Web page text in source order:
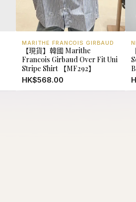
MARITHE FRANCOIS GIRBAUD
【現貨】韓國 Marithe
Francois Girbaud Over Fit Uni
Stripe Shirt 【MF292】
HK$568.00